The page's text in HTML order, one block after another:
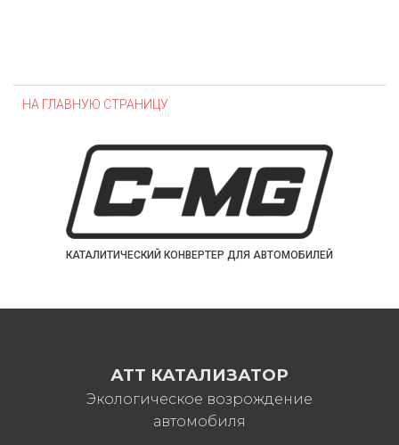
НА ГЛАВНУЮ СТРАНИЦУ
КАТАЛИТИЧЕСКИЙ КОНВЕРТЕР ДЛЯ АВТОМОБИЛЕЙ
АТТ КАТАЛИЗАТОР
Экологическое возрождение
автомобиля